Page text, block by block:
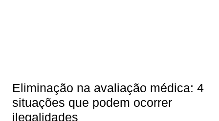
Eliminação na avaliação médica: 4
situações que podem ocorrer
ilegalidades